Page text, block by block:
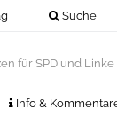
Suche
für SPD und Linke
Info & Kommentare